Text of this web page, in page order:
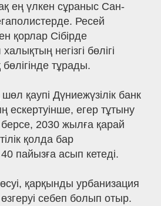
ең үлкен сұраныс Сан-
Ресей
қорлар Сібірде
негізгі бөлігі
тұрады.
қаупі Дүниежүзілік банк
егер тұтыну
2030 жылға қарай
қолда бар
пайызға асып кетеді.
қарқынды урбанизация
себеп болып отыр.